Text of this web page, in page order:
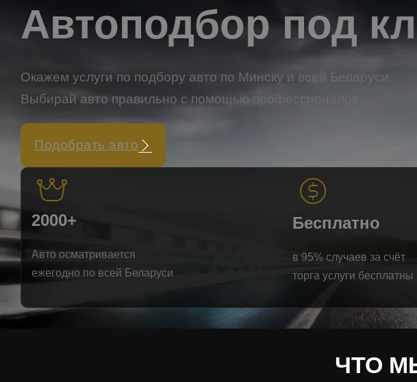
Автоподбор под
Окажем услуги по подбору авто по Минску и всей Беларуси.
Выбирай авто правильно с помощью профессионалов.
Подобрать авто
2000+
Авто осматривается
ежегодно по всей Беларуси
Бесплатно
в 95% случаев за счёт
торга услуги бесплатны
ЧТО